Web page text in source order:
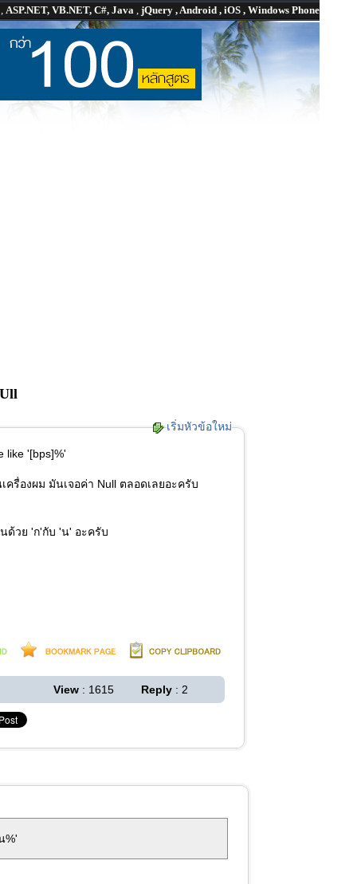
, ASP.NET, VB.NET, C#, Java , jQuery , Android , iOS , Windows Phone
เริ่มหัวข้อใหม่
like '[bps]%'
รื่องผม มันเจอค่า Null ตลอดเลยอะครับ
ด้วย 'ก'กับ 'น' อะครับ
View : 1615 Reply : 2
%'